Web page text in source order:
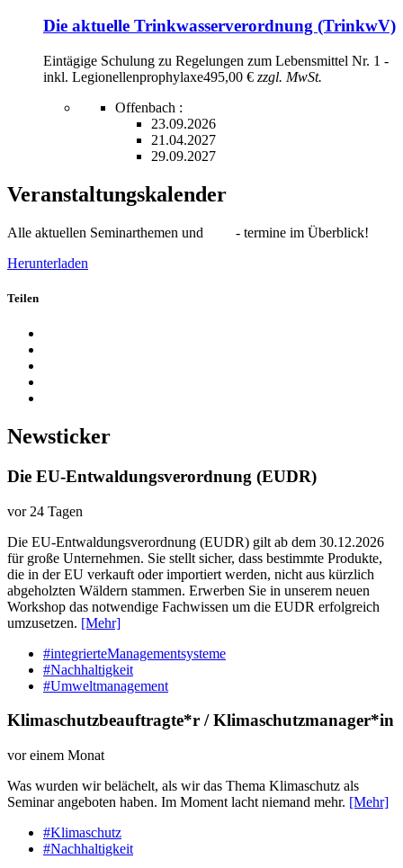
Die aktuelle Trinkwasserverordnung (TrinkwV)
Eintägige Schulung zu Regelungen zum Lebensmittel Nr. 1 -
inkl. Legionellenprophylaxe495,00 € zzgl. MwSt.
Offenbach :
23.09.2026
21.04.2027
29.09.2027
Veranstaltungskalender
Alle aktuellen Seminarthemen und - termine im Überblick!
Herunterladen
Teilen
Newsticker
Die EU-Entwaldungsverordnung (EUDR)
vor 24 Tagen
Die EU-Entwaldungsverordnung (EUDR) gilt ab dem 30.12.2026
für große Unternehmen. Sie stellt sicher, dass bestimmte Produkte,
die in der EU verkauft oder importiert werden, nicht aus kürzlich
abgeholzten Wäldern stammen. Erwerben Sie in unserem neuen
Workshop das notwendige Fachwissen um die EUDR erfolgreich
umzusetzen. [Mehr]
#integrierteManagementsysteme
#Nachhaltigkeit
#Umweltmanagement
Klimaschutzbeauftragte*r / Klimaschutzmanager*in
vor einem Monat
Was wurden wir belächelt, als wir das Thema Klimaschutz als
Seminar angeboten haben. Im Moment lacht niemand mehr. [Mehr]
#Klimaschutz
#Nachhaltigkeit